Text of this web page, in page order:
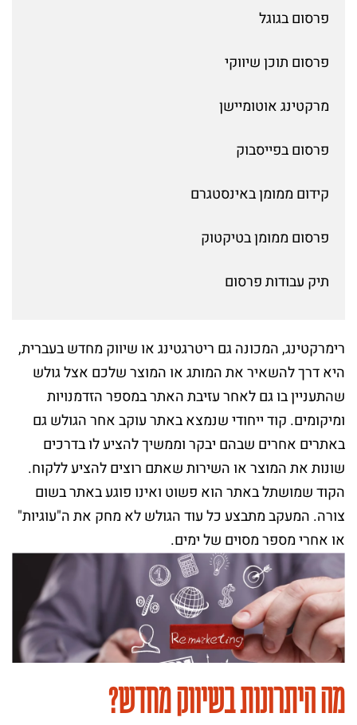
פרסום בגוגל
פרסום תוכן שיווקי
מרקטינג אוטומיישן
פרסום בפייסבוק
קידום ממומן באינסטגרם
פרסום ממומן בטיקטוק
תיק עבודות פרסום
רימרקטינג, המכונה גם ריטרגטינג או שיווק מחדש בעברית,
היא דרך להשאיר את המותג או המוצר שלכם אצל גולש
שהתעניין בו גם לאחר עזיבת האתר במספר הזדמנויות
ומיקומים. קוד ייחודי שנמצא באתר עוקב אחר הגולש גם
באתרים אחרים שבהם יבקר וממשיך להציע לו בדרכים
שונות את המוצר או השירות שאתם רוצים להציע ללקוח.
הקוד שמושתל באתר הוא פשוט ואינו פוגע באתר בשום
צורה. המעקב מתבצע כל עוד הגולש לא מחק את ה"עוגיות"
או אחרי מספר מסוים של ימים.
מה היתרונות בשיווק מחדש?